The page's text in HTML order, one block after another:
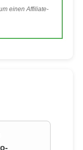
einen Affiliate-